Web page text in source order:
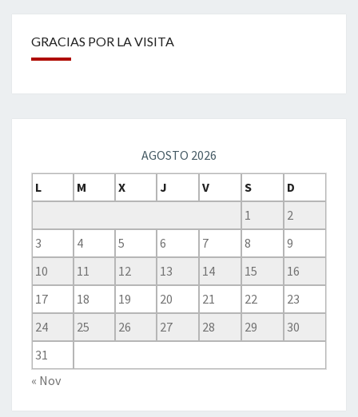
GRACIAS POR LA VISITA
AGOSTO 2026
L
M X J V S
D
1
2
3
4 5 6 7 8
9
10
11 12 13 14 15
16
17
18 19 20 21 22
23
24
25 26 27 28 29
30
31
« Nov